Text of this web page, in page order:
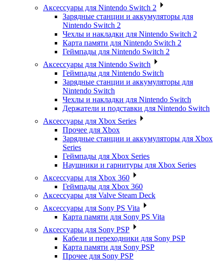
Аксессуары для Nintendo Switch 2
Зарядные станции и аккумуляторы для
Nintendo Switch 2
Чехлы и накладки для Nintendo Switch 2
Карта памяти для Nintendo Switch 2
Геймпады для Nintendo Switch 2
Аксессуары для Nintendo Switch
Геймпады для Nintendo Switch
Зарядные станции и аккумуляторы для
Nintendo Switch
Чехлы и накладки для Nintendo Switch
Держатели и подставки для Nintendo Switch
Аксессуары для Xbox Series
Прочее для Xbox
Зарядные станции и аккумуляторы для Xbox
Series
Геймпады для Xbox Series
Наушники и гарнитуры для Xbox Series
Аксессуары для Xbox 360
Геймпады для Xbox 360
Аксессуары для Valve Steam Deck
Аксессуары для Sony PS Vita
Карта памяти для Sony PS Vita
Аксессуары для Sony PSP
Кабели и переходники для Sony PSP
Карта памяти для Sony PSP
Прочее для Sony PSP